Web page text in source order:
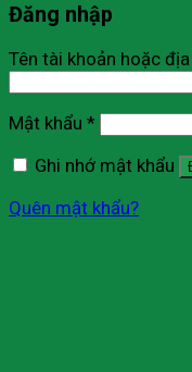
Đăng nhập
Tên tài khoản hoặc
Mật khẩu *
Ghi nhớ mật khẩu
Quên mật khẩu?